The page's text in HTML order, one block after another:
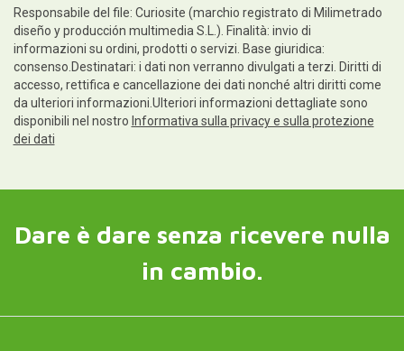
Responsabile del file: Curiosite (marchio registrato di Milimetrado
diseño y producción multimedia S.L.). Finalità: invio di
informazioni su ordini, prodotti o servizi. Base giuridica:
consenso.Destinatari: i dati non verranno divulgati a terzi. Diritti di
accesso, rettifica e cancellazione dei dati nonché altri diritti come
da ulteriori informazioni.Ulteriori informazioni dettagliate sono
disponibili nel nostro Informativa sulla privacy e sulla protezione
dei dati
Dare è dare senza ricevere nulla
in cambio.